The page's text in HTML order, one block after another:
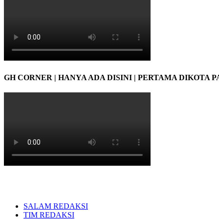
GH CORNER | HANYA ADA DISINI | PERTAMA DIKOTA
SALAM REDAKSI
TIM REDAKSI